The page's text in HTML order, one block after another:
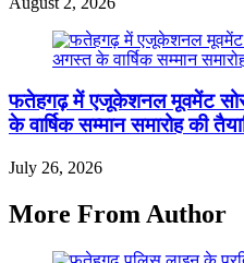
फतेहगढ़ में एजूकेशनल मूवमेंट
के वार्षिक सम्मान समारोह की
July 26, 2026
More From Author